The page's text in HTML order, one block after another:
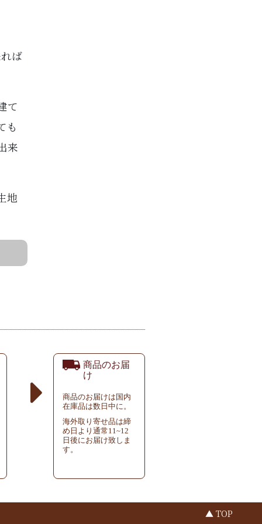
ば
て
も
来
地
商品のお届
け
商品のお届けは国内
在庫品は数日中に。
海外取り寄せ品は締
め日より通常11~12
日後にお届け致しま
す。
▲ TOP